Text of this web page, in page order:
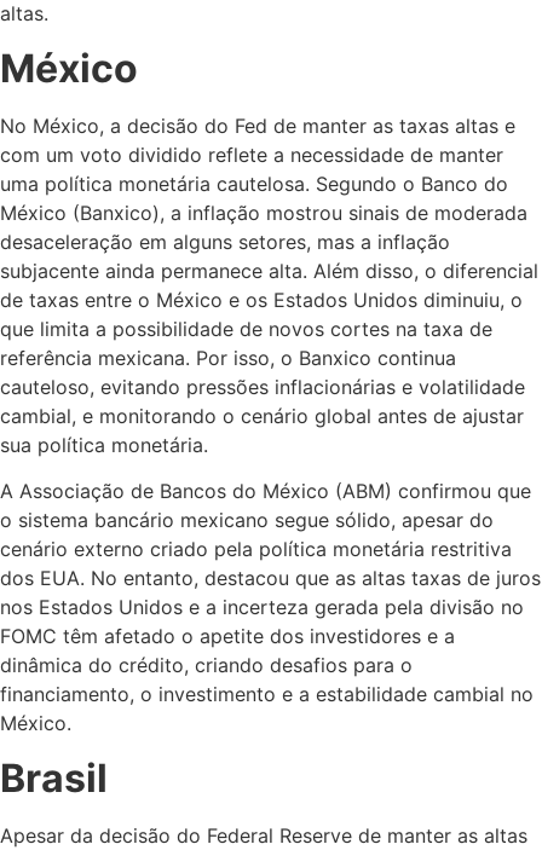
altas.
México
No México, a decisão do Fed de manter as taxas altas e
com um voto dividido reflete a necessidade de manter
uma política monetária cautelosa. Segundo o Banco do
México (Banxico), a inflação mostrou sinais de moderada
desaceleração em alguns setores, mas a inflação
subjacente ainda permanece alta. Além disso, o diferencial
de taxas entre o México e os Estados Unidos diminuiu, o
que limita a possibilidade de novos cortes na taxa de
referência mexicana. Por isso, o Banxico continua
cauteloso, evitando pressões inflacionárias e volatilidade
cambial, e monitorando o cenário global antes de ajustar
sua política monetária.
A Associação de Bancos do México (ABM) confirmou que
o sistema bancário mexicano segue sólido, apesar do
cenário externo criado pela política monetária restritiva
dos EUA. No entanto, destacou que as altas taxas de juros
nos Estados Unidos e a incerteza gerada pela divisão no
FOMC têm afetado o apetite dos investidores e a
dinâmica do crédito, criando desafios para o
financiamento, o investimento e a estabilidade cambial no
México.
Brasil
Apesar da decisão do Federal Reserve de manter as altas